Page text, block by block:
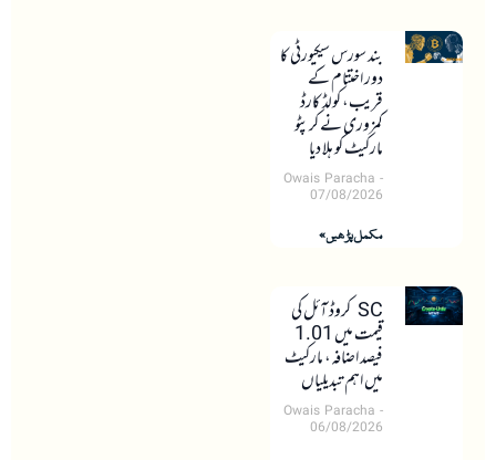
بند سورس سیکیورٹی کا
دور اختتام کے
قریب، کولڈ کارڈ
کمزوری نے کرپٹو
مارکیٹ کو ہلا دیا
Owais Paracha
07/08/2026
مکمل پڑھیں »
SC کروڈ آئل کی
قیمت میں 1.01
فیصد اضافہ، مارکیٹ
میں اہم تبدیلیاں
Owais Paracha
06/08/2026